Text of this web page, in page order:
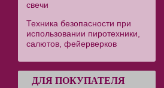
свечи
Техника безопасности при
использовании пиротехники,
салютов, фейерверков
ДЛЯ ПОКУПАТЕЛЯ